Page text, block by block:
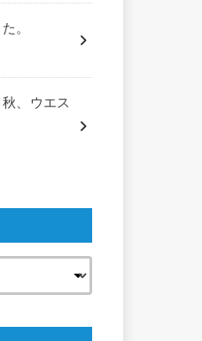
。
、ウエス